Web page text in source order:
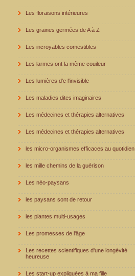
Les floraisons intérieures
Les graines germées de A à Z
Les incroyables comestibles
Les larmes ont la même couileur
Les lumières d'e l'invisible
Les maladies dites imaginaires
Les médecines et thérapies alternatives
Les médecines et thérapies alternatives
les micro-organismes efficaces au quotidien
les mille chemins de la guérison
Les néo-paysans
les paysans sont de retour
les plantes multi-usages
Les promesses de l'äge
Les recettes scientifiques d'une longévité
heureuse
Les start-up expliquées à ma fille